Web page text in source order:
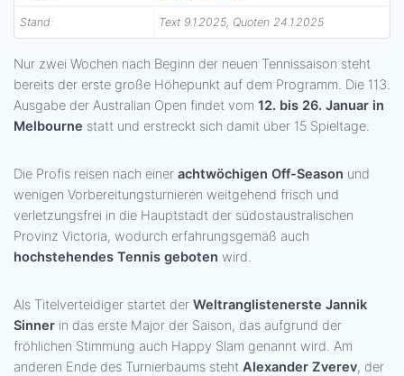
Stand: Text 9.1.2025, Quoten 24.1.2025
Nur zwei Wochen nach Beginn der neuen Tennissaison steht
bereits der erste große Höhepunkt auf dem Programm. Die 113.
Ausgabe der Australian Open findet vom 12. bis 26. Januar in
Melbourne statt und erstreckt sich damit über 15 Spieltage.
Die Profis reisen nach einer achtwöchigen Off-Season und
wenigen Vorbereitungsturnieren weitgehend frisch und
verletzungsfrei in die Hauptstadt der südostaustralischen
Provinz Victoria, wodurch erfahrungsgemäß auch
hochstehendes Tennis geboten wird.
Als Titelverteidiger startet der Weltranglistenerste Jannik
Sinner in das erste Major der Saison, das aufgrund der
fröhlichen Stimmung auch Happy Slam genannt wird. Am
anderen Ende des Turnierbaums steht Alexander Zverev, der